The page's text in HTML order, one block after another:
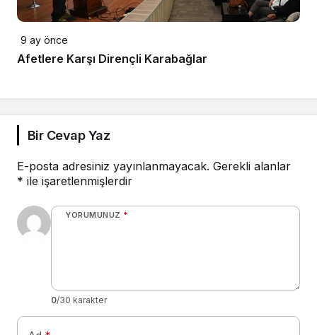
9 ay önce
Afetlere Karşı Dirençli Karabağlar
Bir Cevap Yaz
E-posta adresiniz yayınlanmayacak. Gerekli alanlar
* ile işaretlenmişlerdir
YORUMUNUZ *
0/30 karakter